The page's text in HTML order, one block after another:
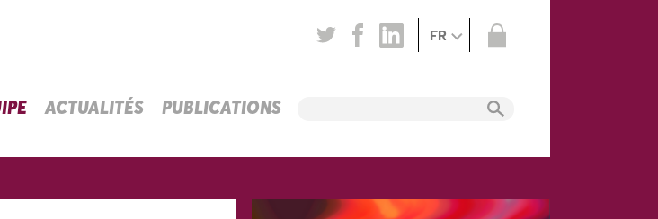
FR
ACTUALITÉS PUBLICATIONS